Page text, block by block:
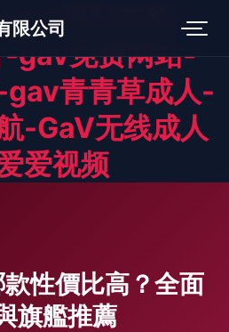
gav福利在线-
-gav免费网站-
青青草成人-
-GaV无线成人
爱视频
限公司
性價比高？全面
旗艦推薦